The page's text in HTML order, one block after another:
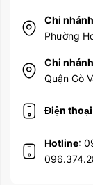
Chi
Phường
Chi
Quận Gò
Điện thoại
Hotline: